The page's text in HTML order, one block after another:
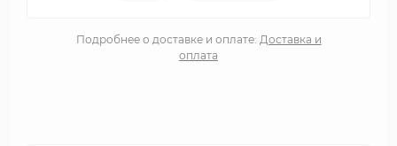
Подробнее о доставке и оплате: Доставка и
оплата